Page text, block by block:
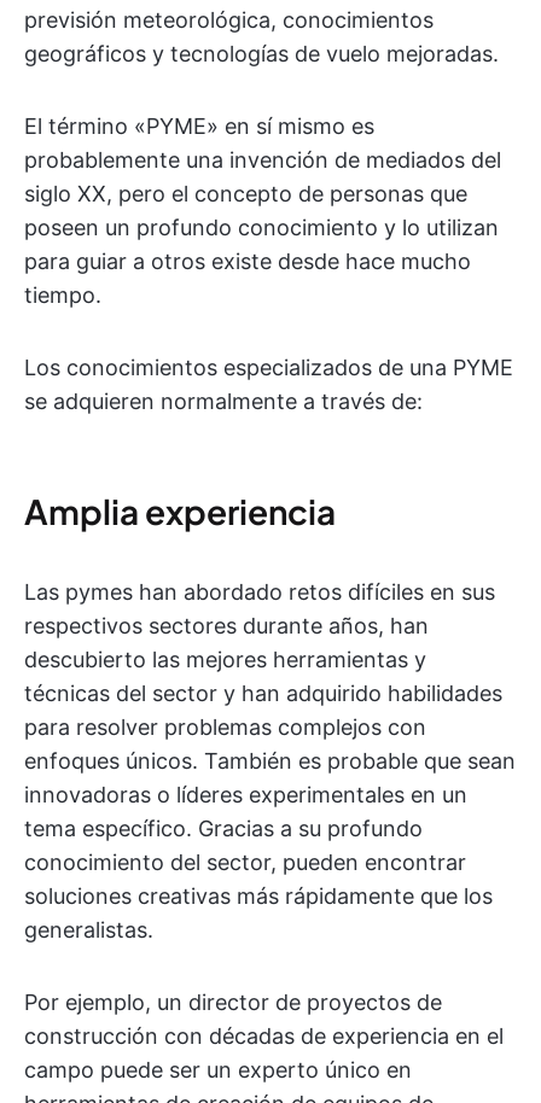
previsión meteorológica, conocimientos
geográficos y tecnologías de vuelo mejoradas.
El término «PYME» en sí mismo es
probablemente una invención de mediados del
siglo XX, pero el concepto de personas que
poseen un profundo conocimiento y lo utilizan
para guiar a otros existe desde hace mucho
tiempo.
Los conocimientos especializados de una PYME
se adquieren normalmente a través de:
Amplia experiencia
Las pymes han abordado retos difíciles en sus
respectivos sectores durante años, han
descubierto las mejores herramientas y
técnicas del sector y han adquirido habilidades
para resolver problemas complejos con
enfoques únicos. También es probable que sean
innovadoras o líderes experimentales en un
tema específico. Gracias a su profundo
conocimiento del sector, pueden encontrar
soluciones creativas más rápidamente que los
generalistas.
Por ejemplo, un director de proyectos de
construcción con décadas de experiencia en el
campo puede ser un experto único en